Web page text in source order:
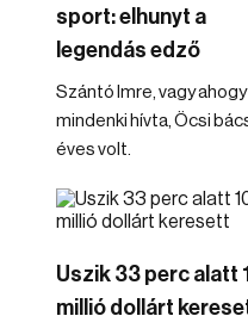
sport: elhunyt a
legendás edző
Szántó Imre, vagy ahogy
mindenki hívta, Öcsi
éves volt.
Uszik 33 perc alatt
millió dollárt